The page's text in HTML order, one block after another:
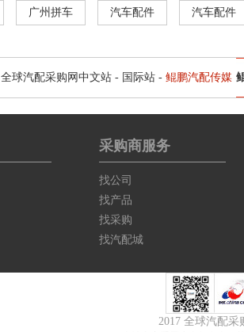
广州拼车 汽车配件 汽车配件
全球汽配采购网中文站 - 国际站 - 鲲鹏汽配传媒
采购商服务
找公司
找产品
找采购
找汽配城
2017 全球汽配